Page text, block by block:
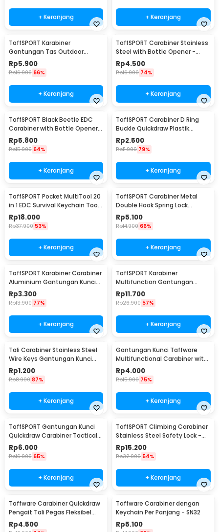
+ Keranjang + Keranjang
TaffSPORT Karabiner
Gantungan Tas Outdoor
Quickdraw Aluminium Alloy -
AT76
Rp5.900
Rp16.900 66%
+ Keranjang
TaffSPORT Carabiner Stainless
Steel with Bottle Opener -
ED25
Rp4.500
Rp16.900 74%
+ Keranjang
TaffSPORT Black Beetle EDC
Carabiner with Bottle Opener -
ED11
Rp5.800
Rp15.900 64%
+ Keranjang
TaffSPORT Carabiner D Ring
Buckle Quickdraw Plastik
Tactical Outdoor - AT35
Rp2.500
Rp11.900 79%
+ Keranjang
TaffSPORT Pocket MultiTool 20
in 1 EDC Survival Keychain Tool
- ED26
Rp18.000
Rp37.900 53%
+ Keranjang
TaffSPORT Carabiner Metal
Double Hook Spring Lock
Gantungan Kunci 50kg - AT17
Rp5.100
Rp14.900 66%
+ Keranjang
TaffSPORT Karabiner Carabiner
Aluminium Gantungan Kunci
EDC Outdoor 7.5cm - 698
Rp3.300
Rp13.900 77%
+ Keranjang
TaffSPORT Karabiner
Multifunction Gantungan
Kunci Stainless Steel - ED77
Rp11.700
Rp26.900 57%
+ Keranjang
Tali Carabiner Stainless Steel
Wire Keys Gantungan Kunci
Koper 1 PCS - 201380
Rp1.200
Rp8.900 87%
+ Keranjang
Gantungan Kunci Taffware
Multifunctional Carabiner with
Key Chain - SN31
Rp4.000
Rp15.900 75%
+ Keranjang
TaffSPORT Gantungan Kunci
Quickdraw Carabiner Tactical
Nylon Belt - SN74
Rp6.000
Rp16.900 65%
+ Keranjang
TaffSPORT Climbing Carabiner
Stainless Steel Safety Lock -
CE40
Rp15.200
Rp32.900 54%
+ Keranjang
Taffware Carabiner Quickdraw
Pengait Tali Pegas Fleksibel
Outdoor EDC - SN44
Rp4.500
Taffware Carabiner dengan
Keychain Per Panjang - SN32
Rp5.100